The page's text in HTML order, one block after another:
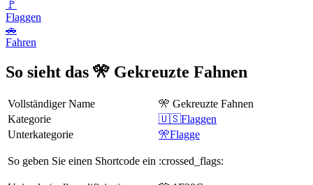
🚩
Flaggen
🚗
Fahren
So sieht das 🎌 Gekreuzte Fahnen
Vollständiger Name
🎌 Gekreuzte Fahnen
Kategorie
🇺🇸Flaggen
Unterkategorie
🎌Flagge
So geben Sie einen Shortcode ein :crossed_flags: